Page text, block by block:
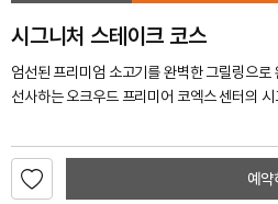
시그니처 스테이크 코스
엄선된 프리미엄 소고기를 완벽한 그릴링으
선사하는 오크우드 프리미어 코엑스 센터의
예약